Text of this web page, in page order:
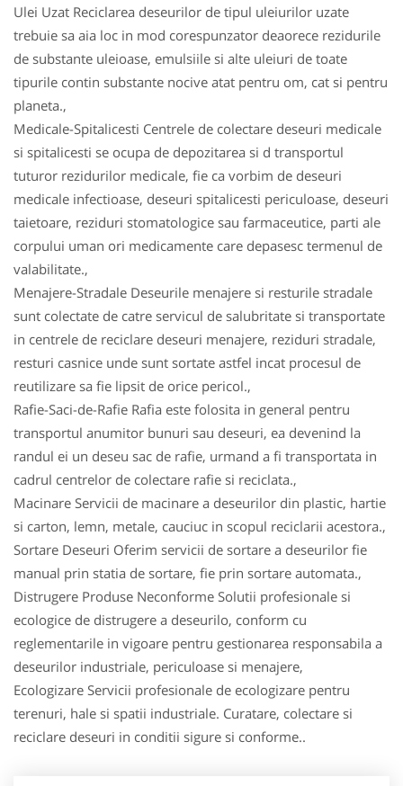
Ulei Uzat Reciclarea deseurilor de tipul uleiurilor uzate
trebuie sa aia loc in mod corespunzator deaorece rezidurile
de substante uleioase, emulsiile si alte uleiuri de toate
tipurile contin substante nocive atat pentru om, cat si pentru
planeta.,
Medicale-Spitalicesti Centrele de colectare deseuri medicale
si spitalicesti se ocupa de depozitarea si d transportul
tuturor rezidurilor medicale, fie ca vorbim de deseuri
medicale infectioase, deseuri spitalicesti periculoase, deseuri
taietoare, reziduri stomatologice sau farmaceutice, parti ale
corpului uman ori medicamente care depasesc termenul de
valabilitate.,
Menajere-Stradale Deseurile menajere si resturile stradale
sunt colectate de catre servicul de salubritate si transportate
in centrele de reciclare deseuri menajere, reziduri stradale,
resturi casnice unde sunt sortate astfel incat procesul de
reutilizare sa fie lipsit de orice pericol.,
Rafie-Saci-de-Rafie Rafia este folosita in general pentru
transportul anumitor bunuri sau deseuri, ea devenind la
randul ei un deseu sac de rafie, urmand a fi transportata in
cadrul centrelor de colectare rafie si reciclata.,
Macinare Servicii de macinare a deseurilor din plastic, hartie
si carton, lemn, metale, cauciuc in scopul reciclarii acestora.,
Sortare Deseuri Oferim servicii de sortare a deseurilor fie
manual prin statia de sortare, fie prin sortare automata.,
Distrugere Produse Neconforme Solutii profesionale si
ecologice de distrugere a deseurilo, conform cu
reglementarile in vigoare pentru gestionarea responsabila a
deseurilor industriale, periculoase si menajere,
Ecologizare Servicii profesionale de ecologizare pentru
terenuri, hale si spatii industriale. Curatare, colectare si
reciclare deseuri in conditii sigure si conforme..